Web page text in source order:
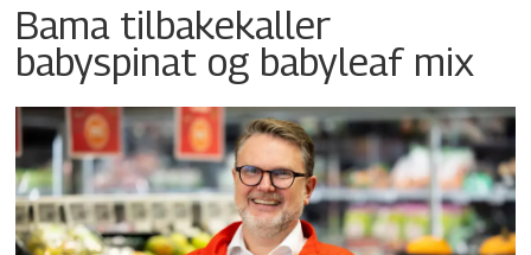
Bama tilbakekaller
babyspinat og babyleaf mix